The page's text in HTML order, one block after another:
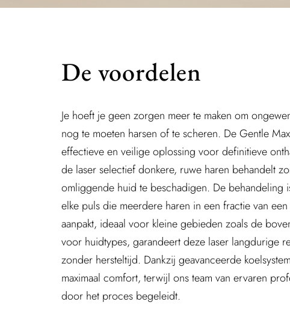
De voordelen
Je hoeft je geen zorgen meer te maken om
nog te moeten harsen of te scheren. De Gentle
effectieve en veilige oplossing voor definitieve
de laser selectief donkere, ruwe haren behandelt
omliggende huid te beschadigen. De behandeling
elke puls die meerdere haren in een fractie van
aanpakt, ideaal voor kleine gebieden zoals de
voor huidtypes, garandeert deze laser langdurige
zonder hersteltijd. Dankzij geavanceerde
maximaal comfort, terwijl ons team van ervaren
door het proces begeleidt.